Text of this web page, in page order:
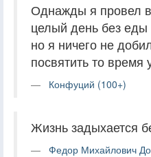
Однажды я провел
целый день без еды
но я ничего не
посвятить то время
Конфуций (100+)
Жизнь задыхается
Федор Михайлович